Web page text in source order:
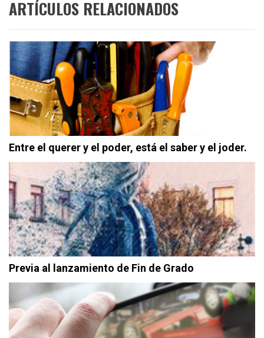
ARTÍCULOS RELACIONADOS
Entre el querer y el poder, está el saber y el joder.
Previa al lanzamiento de Fin de Grado